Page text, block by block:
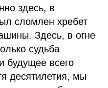
здесь, в
сломлен хребет
Здесь, в огне
судьба
будущее всего
десятилетия, мы